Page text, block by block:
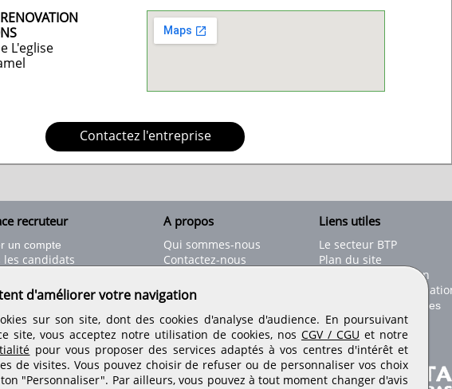
L'eglise
Contactez l'entreprise
recruteur
un compte
les candidats
une offre de stage
A propos
Qui sommes-nous
Contactez-nous
Informations légales
Conditions générales
Rejoignez nos équipes
Liens utiles
Le secteur BTP
Plan du site
Conseils d'utilisation
Conditions de
Paramètres des cookies
Retrouvez-nous sur les réseaux sociaux
d'améliorer votre navigation
sur son site, dont des cookies d'analyse d'audience. En poursuivant
site, vous acceptez notre utilisation de cookies, nos CGV / CGU et notre
pour vous proposer des services adaptés à vos centres d'intérêt et
de visites. Vous pouvez choisir de refuser ou de personnaliser vos choix
"Personnaliser". Par ailleurs, vous pouvez à tout moment changer d'avis